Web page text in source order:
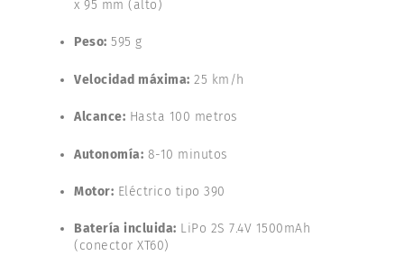
x 95 mm (alto)
Peso: 595 g
Velocidad máxima: 25 km/h
Alcance: Hasta 100 metros
Autonomía: 8-10 minutos
Motor: Eléctrico tipo 390
Batería incluida: LiPo 2S 7.4V 1500mAh
(conector XT60)